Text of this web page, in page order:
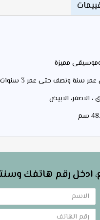
مميزة
سنة ونصف حتى عمر 3 سنوات
، الاصفر، الابيض
ادخل رقم هاتفك